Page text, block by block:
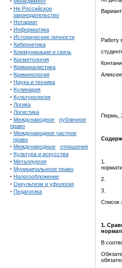
· Не Российское
законодательство
· Нотариат
· Информатика
· Исторические личности
· Кибернетика
· Коммуникация и связь
· Косметология
· Криминалистика
· Криминология
· Наука и техника
· Кулинария
· Культурология
· Логика
· Логистика
· Международное
публичное
право
· Международное частное
право
· Международные отношения
· Культура и искусства
· Металлургия
· Муниципальноое право
· Налогообложение
· Оккультизм и уфология
· Педагогика
Работу
Пермь,
1.
2.
3.
Список
1.
В